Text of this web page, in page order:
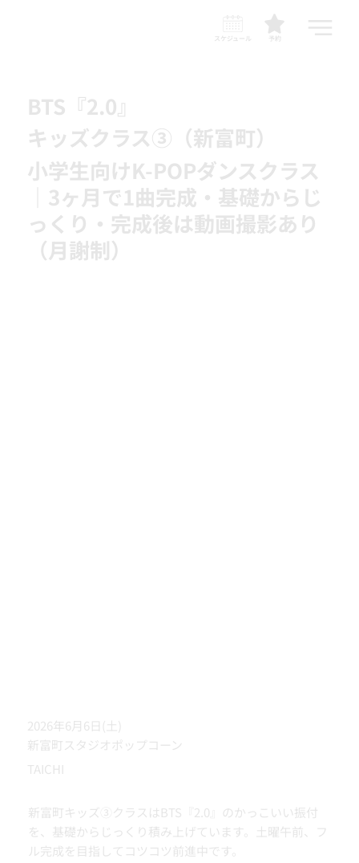
予約
スケジュール
BTS『2.0』
キッズクラス③（新富町）
小学生向けK-POPダンスクラス
｜3ヶ月で1曲完成・基礎からじ
っくり・完成後は動画撮影あり
（月謝制）
2026年6月6日(土)
新富町スタジオポップコーン
TAICHI
新富町キッズ③クラスはBTS『2.0』のかっこいい振付
を、基礎からじっくり積み上げています。土曜午前、フ
ル完成を目指してコツコツ前進中です。